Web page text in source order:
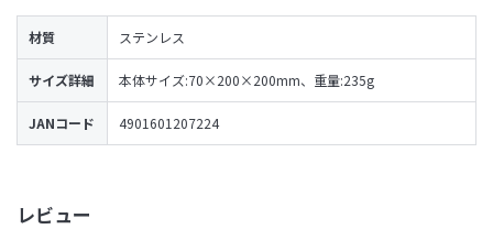
レビュー
材質 ステンレス
サイズ詳細 本体サイズ:70×200×200mm、重量:235g
JANコード 4901601207224